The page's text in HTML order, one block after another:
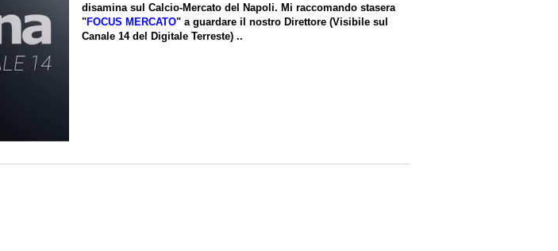
disamina sul Calcio-Mercato del Napoli. Mi raccomando stasera
"FOCUS MERCATO" a guardare il nostro Direttore (Visibile sul
Canale 14 del Digitale Terreste) ..